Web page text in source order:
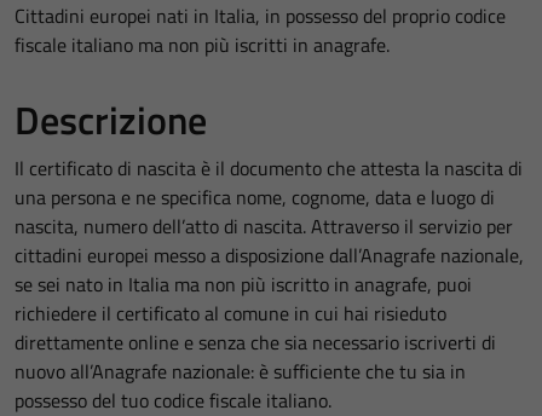
Cittadini europei nati in Italia, in possesso del proprio codice
fiscale italiano ma non più iscritti in anagrafe.
Descrizione
Il certificato di nascita è il documento che attesta la nascita di
una persona e ne specifica nome, cognome, data e luogo di
nascita, numero dell’atto di nascita. Attraverso il servizio per
cittadini europei messo a disposizione dall’Anagrafe nazionale,
se sei nato in Italia ma non più iscritto in anagrafe, puoi
richiedere il certificato al comune in cui hai risieduto
direttamente online e senza che sia necessario iscriverti di
nuovo all’Anagrafe nazionale: è sufficiente che tu sia in
possesso del tuo codice fiscale italiano.